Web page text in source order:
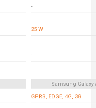
-
25 W
-
Samsung Galaxy
GPRS, EDGE, 4G, 3G